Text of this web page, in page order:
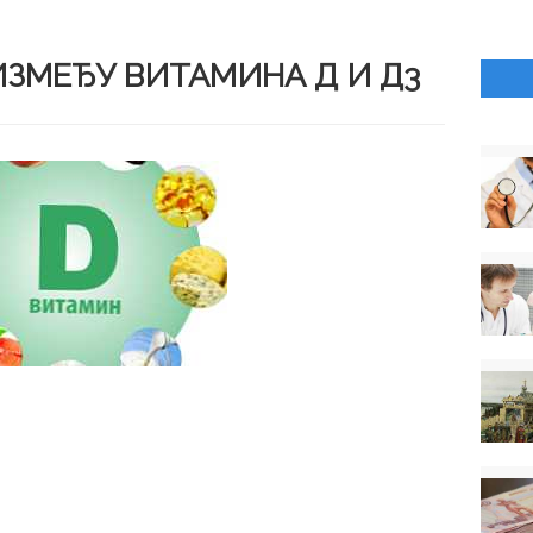
ВИТАМИНА Д И Д3